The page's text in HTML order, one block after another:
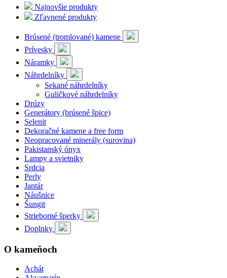
Najnovšie produkty
Zľavnené produkty
Brúsené (tromlované) kamene
Prívesky
Náramky
Náhrdelníky
Sekané náhrdelníky
Guličkové náhrdelníky
Drúzy
Generátory (brúsené špice)
Selenit
Dekoračné kamene a free form
Neopracované minerály (surovina)
Pakistanský ónyx
Lampy a svietniky
Srdcia
Perly
Jantár
Náušnice
Šungit
Strieborné šperky
Doplnky
O kameňoch
Achát